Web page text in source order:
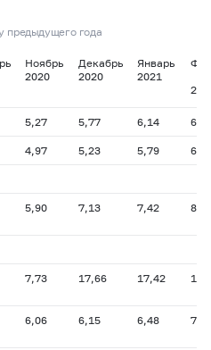
предыдущего года
Ноябрь
2020
Декабрь
2020
Январь
2021
5,27 5,77 6,14
4,97 5,23 5,79
5,90 7,13 7,42
7,73 17,66 17,42
6,06 6,15 6,48